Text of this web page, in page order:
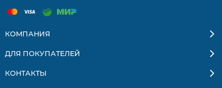
КОМПАНИЯ
ДЛЯ ПОКУПАТЕЛЕЙ
КОНТАКТЫ